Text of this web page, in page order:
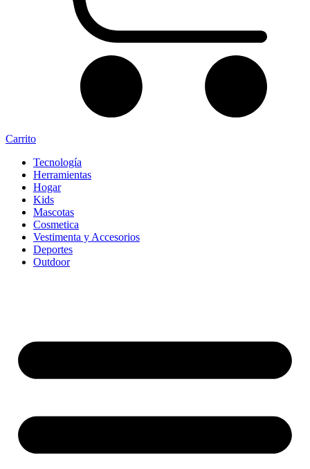
Carrito
Tecnología
Herramientas
Hogar
Kids
Mascotas
Cosmetica
Vestimenta y Accesorios
Deportes
Outdoor